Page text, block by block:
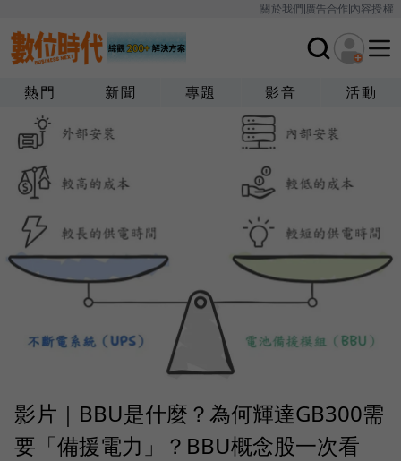
關於我們廣告合作內容授權
熱門 新聞 專題 影音 活動
影片｜BBU是什麼？為何輝達GB300需
要「備援電力」？BBU概念股一次看